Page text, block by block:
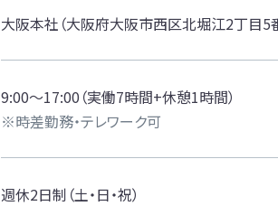
大阪本社（大阪府大阪市西区北堀江2丁目
9:00～17:00（実働7時間+休憩1時間）
※時差勤務・テレワーク可
週休2日制（土・日・祝）